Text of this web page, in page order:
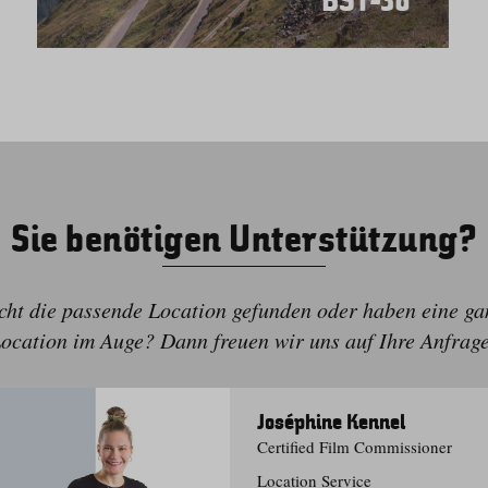
Sie benötigen Unterstützung?
die passende Location gefunden oder haben eine
im Auge? Dann freuen wir uns auf Ihre
Joséphine Kennel
Certified Film Commissioner
Location Service